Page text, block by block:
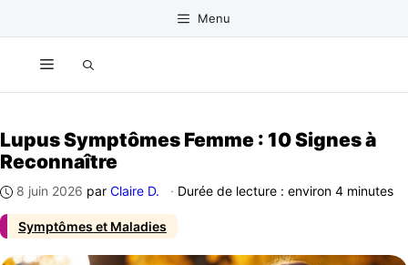
Menu
Menu
Symptômes et Maladies
Lupus Symptômes Femme : 10 Signes à
Reconnaître
8 juin 2026 par Claire D. · Durée de lecture : environ 4 minutes